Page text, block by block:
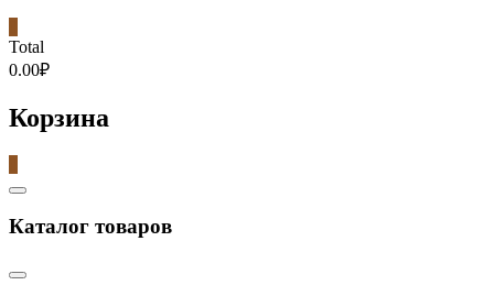
Total
0.00₽
Корзина
Catalog
Каталог товаров